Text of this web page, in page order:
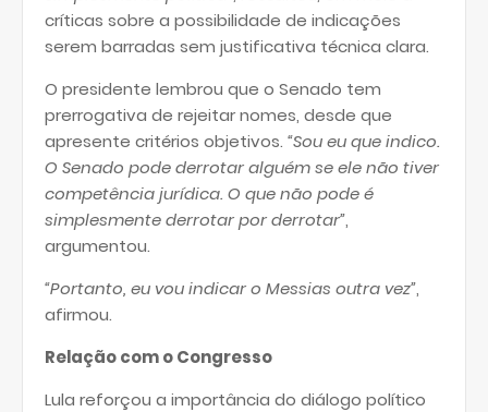
críticas sobre a possibilidade de indicações
serem barradas sem justificativa técnica clara.
O presidente lembrou que o Senado tem
prerrogativa de rejeitar nomes, desde que
apresente critérios objetivos. “Sou eu que indico.
O Senado pode derrotar alguém se ele não tiver
competência jurídica. O que não pode é
simplesmente derrotar por derrotar”,
argumentou.
“Portanto, eu vou indicar o Messias outra vez”,
afirmou.
Relação com o Congresso
Lula reforçou a importância do diálogo político